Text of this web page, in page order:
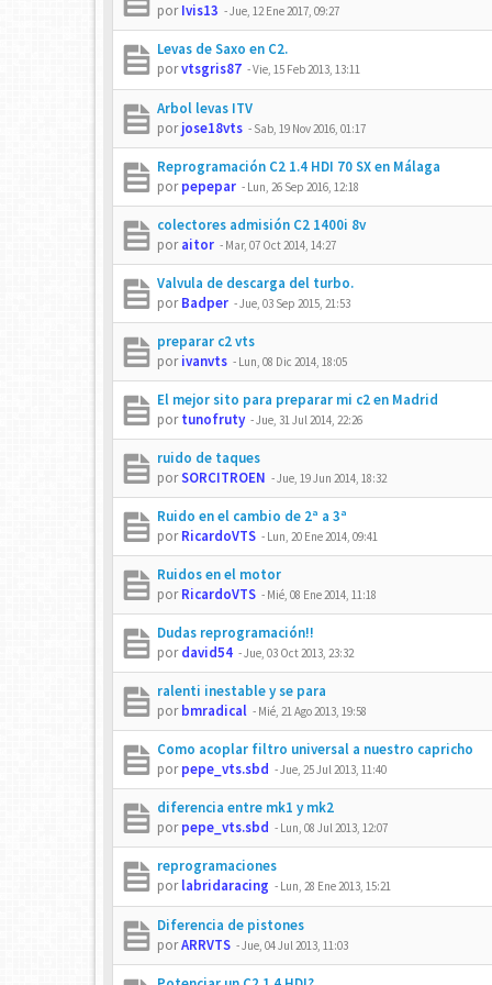
porIvis13 -Jue, 12 Ene 2017, 09:27
Levas de Saxo en C2.
porvtsgris87 -Vie, 15 Feb 2013, 13:11
Arbol levas ITV
porjose18vts - Sab, 19 Nov 2016, 01:17
Reprogramación C2 1.4 HDI 70 SX en Málaga
porpepepar - Lun, 26 Sep 2016, 12:18
colectores admisión C2 1400i 8v
poraitor - Mar, 07 Oct 2014, 14:27
Valvula de descarga del turbo.
porBadper -Jue, 03 Sep 2015, 21:53
preparar c2 vts
porivanvts - Lun, 08 Dic 2014, 18:05
El mejor sito para preparar mi c2 en Madrid
portunofruty -Jue, 31 Jul 2014, 22:26
ruido de taques
porSORCITROEN -Jue, 19 Jun 2014, 18:32
Ruido en el cambio de 2ª a 3ª
porRicardoVTS - Lun, 20 Ene 2014, 09:41
Ruidos en el motor
porRicardoVTS - Mié, 08 Ene 2014, 11:18
Dudas reprogramación!!
pordavid54 -Jue, 03 Oct 2013, 23:32
ralenti inestable y se para
porbmradical - Mié, 21 Ago 2013, 19:58
Como acoplar filtro universal a nuestro capricho
porpepe_vts.sbd -Jue, 25 Jul 2013, 11:40
diferencia entre mk1 y mk2
porpepe_vts.sbd - Lun, 08 Jul 2013, 12:07
reprogramaciones
porlabridaracing - Lun, 28 Ene 2013, 15:21
Diferencia de pistones
porARRVTS -Jue, 04 Jul 2013, 11:03